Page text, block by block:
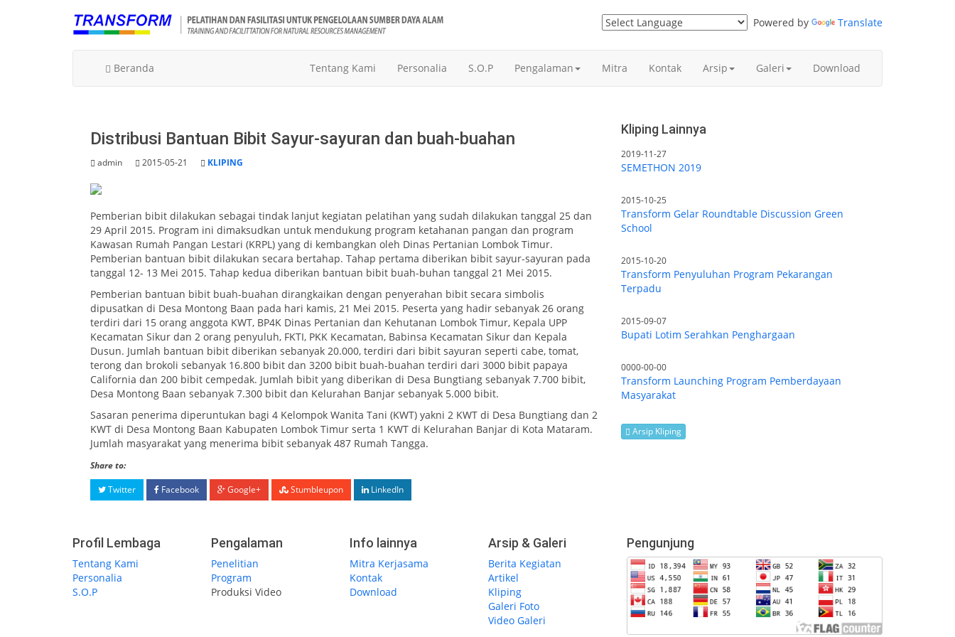
Powered by Translate
Beranda Tentang Kami Personalia S.O.P Pengalaman Mitra Kontak Arsip Galeri Download
Distribusi Bantuan Bibit Sayur-sayuran dan buah-buahan
admin 2015-05-21 KLIPING
Pemberian bibit dilakukan sebagai tindak lanjut kegiatan pelatihan yang sudah dilakukan tanggal 25 dan
29 April 2015. Program ini dimaksudkan untuk mendukung program ketahanan pangan dan program
Kawasan Rumah Pangan Lestari (KRPL) yang di kembangkan oleh Dinas Pertanian Lombok Timur.
Pemberian bantuan bibit dilakukan secara bertahap. Tahap pertama diberikan bibit sayur-sayuran pada
tanggal 12- 13 Mei 2015. Tahap kedua diberikan bantuan bibit buah-buhan tanggal 21 Mei 2015.
Pemberian bantuan bibit buah-buahan dirangkaikan dengan penyerahan bibit secara simbolis
dipusatkan di Desa Montong Baan pada hari kamis, 21 Mei 2015. Peserta yang hadir sebanyak 26 orang
terdiri dari 15 orang anggota KWT, BP4K Dinas Pertanian dan Kehutanan Lombok Timur, Kepala UPP
Kecamatan Sikur dan 2 orang penyuluh, FKTI, PKK Kecamatan, Babinsa Kecamatan Sikur dan Kepala
Dusun. Jumlah bantuan bibit diberikan sebanyak 20.000, terdiri dari bibit sayuran seperti cabe, tomat,
terong dan brokoli sebanyak 16.800 bibit dan 3200 bibit buah-buahan terdiri dari 3000 bibit papaya
California dan 200 bibit cempedak. Jumlah bibit yang diberikan di Desa Bungtiang sebanyak 7.700 bibit,
Desa Montong Baan sebanyak 7.300 bibit dan Kelurahan Banjar sebanyak 5.000 bibit.
Sasaran penerima diperuntukan bagi 4 Kelompok Wanita Tani (KWT) yakni 2 KWT di Desa Bungtiang dan 2
KWT di Desa Montong Baan Kabupaten Lombok Timur serta 1 KWT di Kelurahan Banjar di Kota Mataram.
Jumlah masyarakat yang menerima bibit sebanyak 487 Rumah Tangga.
Share to:
Twitter Facebook Google+ Stumbleupon LinkedIn
Kliping Lainnya
2019-11-27
SEMETHON 2019
2015-10-25
Transform Gelar Roundtable Discussion Green
School
2015-10-20
Transform Penyuluhan Program Pekarangan
Terpadu
2015-09-07
Bupati Lotim Serahkan Penghargaan
0000-00-00
Transform Launching Program Pemberdayaan
Masyarakat
Arsip Kliping
Profil Lembaga
Tentang Kami
Personalia
S.O.P
Pengalaman
Penelitian
Program
Produksi Video
Info lainnya
Mitra Kerjasama
Kontak
Download
Arsip & Galeri
Berita Kegiatan
Artikel
Kliping
Galeri Foto
Video Galeri
Pengunjung